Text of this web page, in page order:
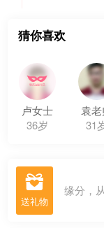
猜你喜欢
卢女士
36岁
袁
31
 缘分，